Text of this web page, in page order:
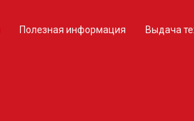
Полезная информация Выдача